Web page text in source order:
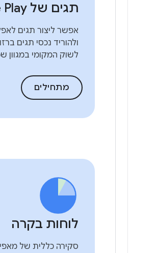
תגים של Google Play
אפשר ליצור תגים
ולהוריד נכסי תגים
לשוק המקומי במגוון
מתחילים
לוחות בקרה
סקירה כללית של